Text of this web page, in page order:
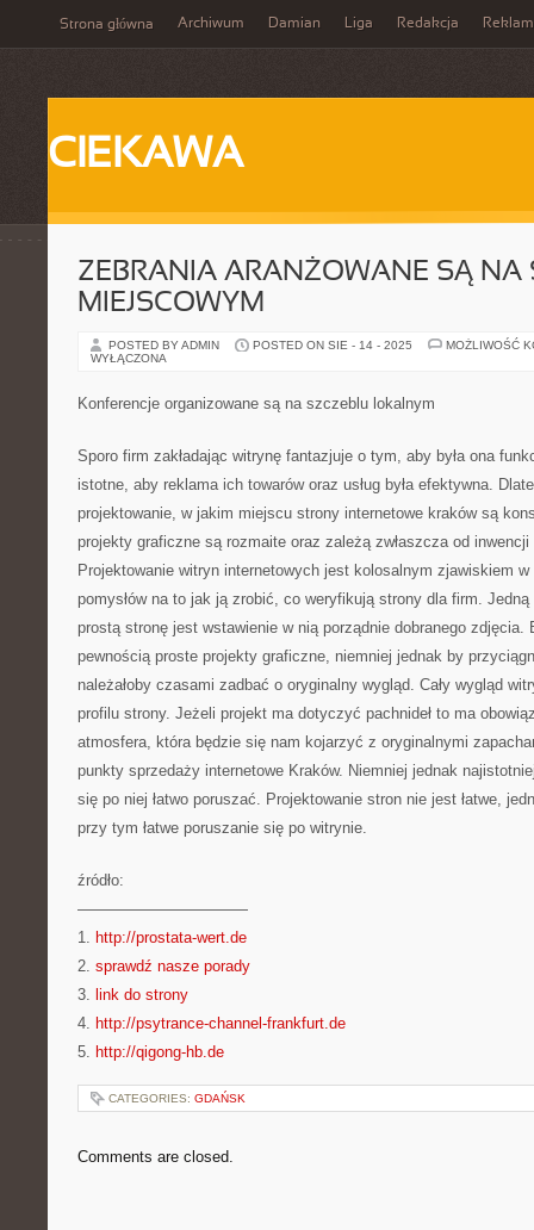
Strona główna Archiwum Damian Liga Redakcja
CIEKAWA
ZEBRANIA ARANŻOWANE SĄ NA
MIEJSCOWYM
POSTED BY ADMIN POSTED ON SIE - 14 - 2025
MOŻLIWOŚĆ
WYŁĄCZONA
Konferencje organizowane są na szczeblu lokalnym
Sporo firm zakładając witrynę fantazjuje o tym, aby była ona
istotne, aby reklama ich towarów oraz usług była efektywna.
projektowanie, w jakim miejscu strony internetowe kraków są
projekty graficzne są rozmaite oraz zależą zwłaszcza od
Projektowanie witryn internetowych jest kolosalnym zjawiskiem
pomysłów na to jak ją zrobić, co weryfikują strony dla firm.
prostą stronę jest wstawienie w nią porządnie dobranego
pewnością proste projekty graficzne, niemniej jednak by
należałoby czasami zadbać o oryginalny wygląd. Cały wygląd
profilu strony. Jeżeli projekt ma dotyczyć pachnideł to ma
atmosfera, która będzie się nam kojarzyć z oryginalnymi
punkty sprzedaży internetowe Kraków. Niemniej jednak
się po niej łatwo poruszać. Projektowanie stron nie jest łatwe,
przy tym łatwe poruszanie się po witrynie.
źródło:
———————————
1. http://prostata-wert.de
2. sprawdź nasze porady
3. link do strony
4. http://psytrance-channel-frankfurt.de
5. http://qigong-hb.de
CATEGORIES: GDAŃSK
Comments are closed.